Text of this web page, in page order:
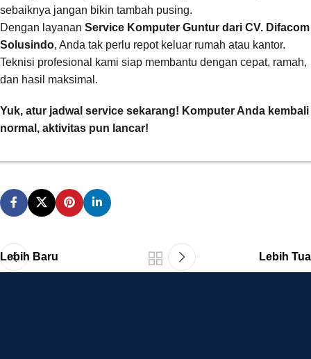
sebaiknya jangan bikin tambah pusing.
Dengan layanan Service Komputer Guntur dari CV. Difacom
Solusindo, Anda tak perlu repot keluar rumah atau kantor.
Teknisi profesional kami siap membantu dengan cepat, ramah,
dan hasil maksimal.
Yuk, atur jadwal service sekarang! Komputer Anda kembali
normal, aktivitas pun lancar!
Lebih Baru Lebih Tua